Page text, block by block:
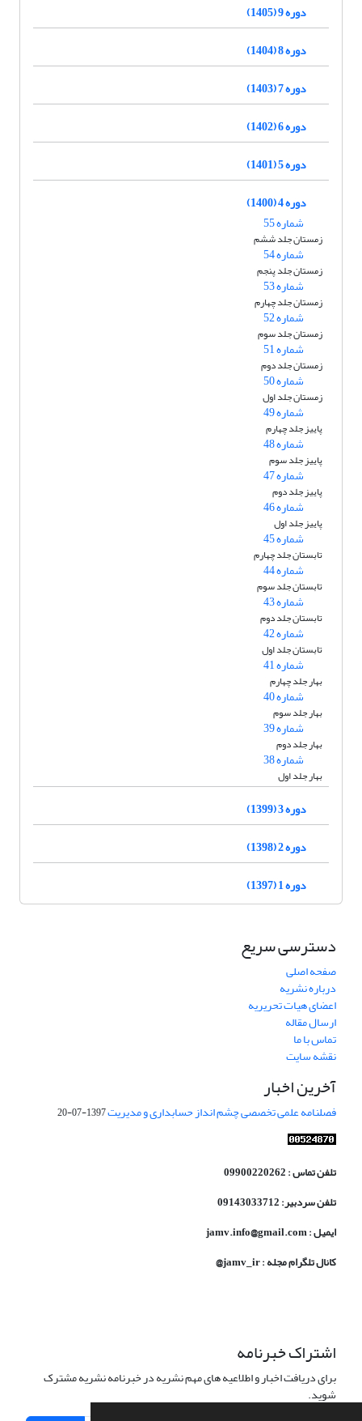
دوره 9 (1405)
دوره 8 (1404)
دوره 7 (1403)
دوره 6 (1402)
دوره 5 (1401)
دوره 4 (1400)
شماره 55
زمستان جلد ششم
شماره 54
زمستان جلد پنجم
شماره 53
زمستان جلد چهارم
شماره 52
زمستان جلد سوم
شماره 51
زمستان جلد دوم
شماره 50
زمستان جلد اول
شماره 49
پاییز جلد چهارم
شماره 48
پاییز جلد سوم
شماره 47
پاییز جلد دوم
شماره 46
پاییز جلد اول
شماره 45
تابستان جلد چهارم
شماره 44
تابستان جلد سوم
شماره 43
تابستان جلد دوم
شماره 42
تابستان جلد اول
شماره 41
بهار جلد چهارم
شماره 40
بهار جلد سوم
شماره 39
بهار جلد دوم
شماره 38
بهار جلد اول
دوره 3 (1399)
دوره 2 (1398)
دوره 1 (1397)
دسترسی سریع
صفحه اصلی
درباره نشریه
اعضای هیات تحریریه
ارسال مقاله
تماس با ما
نقشه سایت
آخرین اخبار
فصلنامه علمی تخصصی چشم انداز حسابداری و مدیریت1397-07-20
تلفن تماس : 09900220262
تلفن سردبیر: 09143033712
ایمیل : jamv.info@gmail.com
کانال تلگرام مجله : jamv_ir@
اشتراک خبرنامه
برای دریافت اخبار و اطلاعیه های مهم نشریه در خبرنامه نشریه مشترک
شوید.